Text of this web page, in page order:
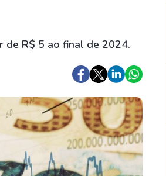
Apple
Amazon
Google
Coca-Cola
Bitcoin
Ethereum
Binance Coin -
Dogecoin
Solana
Cardano
de R$ 5 ao final de 2024.